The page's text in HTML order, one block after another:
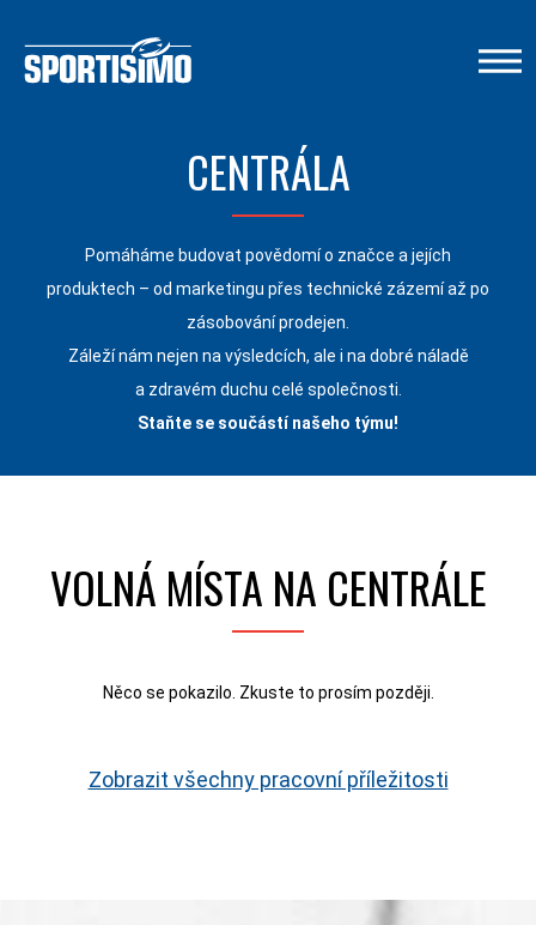
CENTRÁLA
Pomáháme budovat povědomí o značce a jejích
produktech – od marketingu přes technické zázemí až po
zásobování prodejen.
Záleží nám nejen na výsledcích, ale i na dobré náladě
a zdravém duchu celé společnosti.
Staňte se součástí našeho týmu!
VOLNÁ MÍSTA NA CENTRÁLE
Něco se pokazilo. Zkuste to prosím později.
Zobrazit všechny pracovní příležitosti